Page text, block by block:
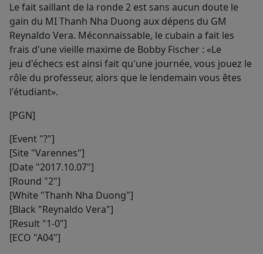
Le fait saillant de la ronde 2 est sans aucun doute le
gain du MI Thanh Nha Duong aux dépens du GM
Reynaldo Vera. Méconnaissable, le cubain a fait les
frais d'une vieille maxime de Bobby Fischer : «Le
jeu d'échecs est ainsi fait qu'une journée, vous jouez le
rôle du professeur, alors que le lendemain vous êtes
l'étudiant».
[PGN]
[Event "?"]
[Site "Varennes"]
[Date "2017.10.07"]
[Round "2"]
[White "Thanh Nha Duong"]
[Black "Reynaldo Vera"]
[Result "1-0"]
[ECO "A04"]